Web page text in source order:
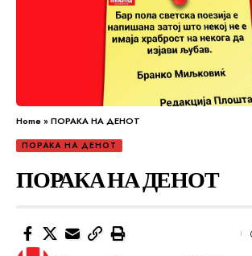
Home»ПОРАКА НА ДЕНОТ
ПОРАКА НА ДЕНОТ
ПОРАКА НА ДЕНОТ